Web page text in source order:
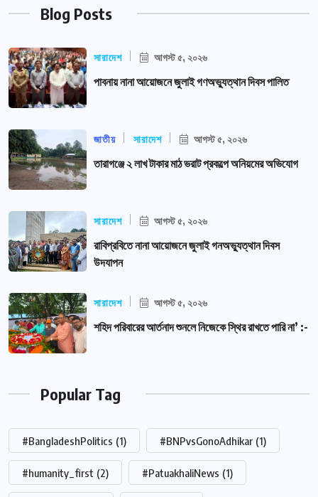
Blog Posts
সারাদেশ আগস্ট ৫, ২০২৬
পাবনায় নানা আয়োজনে জুলাই গণঅভ্যুত্থান দিবস পালিত
জাতীয় সারাদেশ আগস্ট ৫, ২০২৬
তারাগঞ্জে ২ লাখ টাকার মাঠ ভরাট প্রকল্পে অনিয়মের অভিযোগ
সারাদেশ আগস্ট ৫, ২০২৬
রাবিপ্রবিতে নানা আয়োজনে জুলাই গনঅভ্যুত্থান দিবস
উদযাপন
সারাদেশ আগস্ট ৫, ২০২৬
শহিদ পরিবারের আর্তনাদ শুনলে নিজেকে স্থির রাখতে পারি না’ :-
Popular Tag
#BangladeshPolitics (1) #BNPvsGonoAdhikar (1)
#humanity_first (2) #PatuakhaliNews (1)